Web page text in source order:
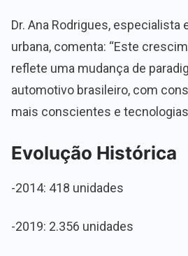
Dr. Ana Rodrigues, especialista
urbana, comenta: “Este
reflete uma mudança de
automotivo brasileiro, com
mais conscientes e
Evolução Histórica
-2014: 418 unidades
-2019: 2.356 unidades